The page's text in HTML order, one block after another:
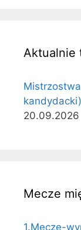
Aktualnie
kandydacki)
20.09.2026
Mecze
1.Mecze-